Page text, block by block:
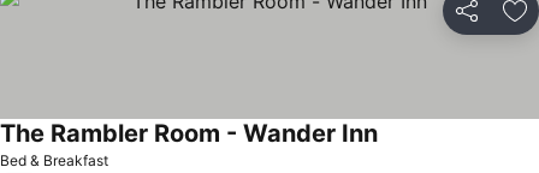
Partager
Bed & Breakfast
The Rambler Room - Wander InnConsulter les prix